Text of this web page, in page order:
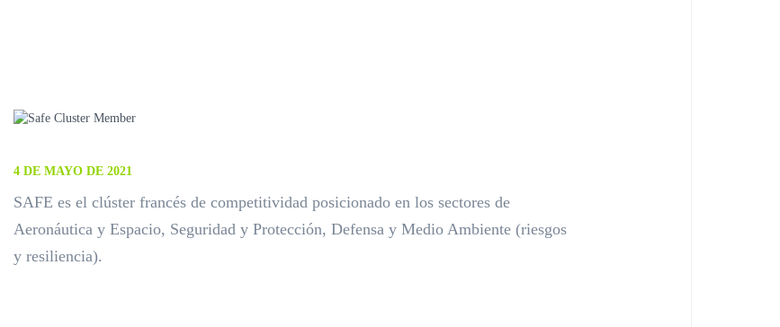
4 DE MAYO DE 2021
SAFE es el clúster francés de competitividad posicionado en los sectores de
Aeronáutica y Espacio, Seguridad y Protección, Defensa y Medio Ambiente (riesgos
y resiliencia).